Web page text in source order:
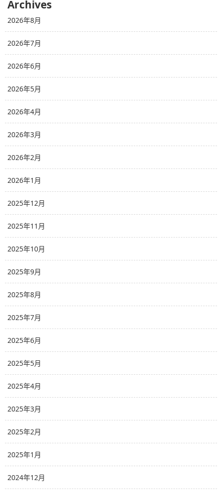
Archives
2026年8月
2026年7月
2026年6月
2026年5月
2026年4月
2026年3月
2026年2月
2026年1月
2025年12月
2025年11月
2025年10月
2025年9月
2025年8月
2025年7月
2025年6月
2025年5月
2025年4月
2025年3月
2025年2月
2025年1月
2024年12月